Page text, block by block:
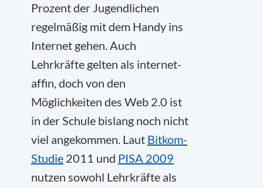
Prozent der Jugendlichen
regelmäßig mit dem Handy ins
Internet gehen. Auch
Lehrkräfte gelten als internet-
affin, doch von den
Möglichkeiten des Web 2.0 ist
in der Schule bislang noch nicht
viel angekommen. Laut Bitkom-
Studie 2011 und PISA 2009
nutzen sowohl Lehrkräfte als